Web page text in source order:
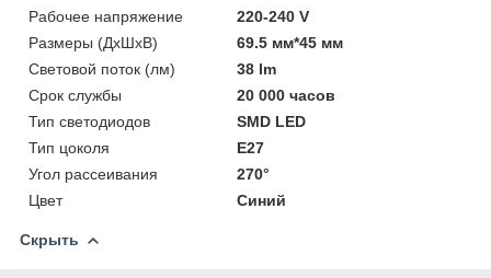
Рабочее напряжение
220-240 V
Размеры (ДхШхВ)
69.5 мм*45 мм
Световой поток (лм)
38 lm
Срок службы
20 000 часов
Тип светодиодов
SMD LED
Тип цоколя
E27
Угол рассеивания
270°
Цвет
Синий
Скрыть